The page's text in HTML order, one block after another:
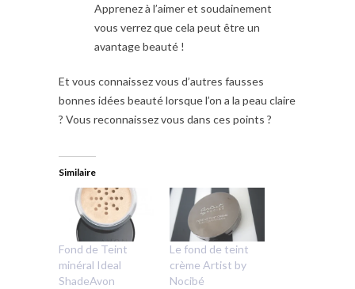
Apprenez à l’aimer et soudainement
vous verrez que cela peut être un
avantage beauté !
Et vous connaissez vous d’autres fausses
bonnes idées beauté lorsque l’on a la peau claire
? Vous reconnaissez vous dans ces points ?
Similaire
Fond de Teint
minéral Ideal
ShadeAvon
Le fond de teint
crème Artist by
Nocibé